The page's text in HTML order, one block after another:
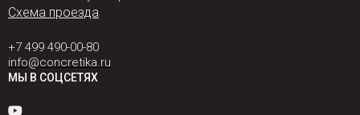
Схема проезда
+7 499 490-00-80
info@concretika.ru
МЫ В СОЦСЕТЯХ